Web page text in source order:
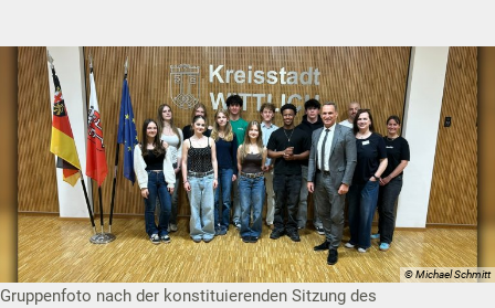
© Michael Schmitt
Gruppenfoto nach der konstituierenden Sitzung des